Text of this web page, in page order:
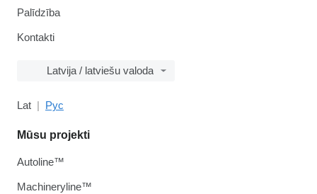
Palīdzība
Kontakti
Latvija / latviešu valoda
Lat Рус
Mūsu projekti
Autoline™
Machineryline™